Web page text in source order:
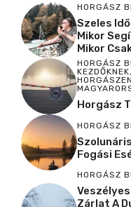
HORGÁSZ
Szeles
Mikor
Mikor
HORGÁSZ
KEZDŐKNEK,
Horgász
HORGÁSZ
Fogási
HORGÁSZ
Zárlat A